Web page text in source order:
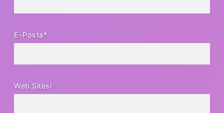
E-Posta*
Web Sitesi